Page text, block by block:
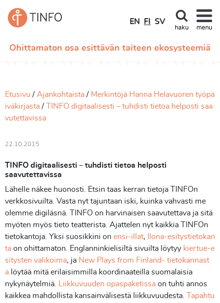
Ohittamaton osa esittävän taiteen ekosysteemiä
EN FI SV
haku menu
Etusivu Ajankohtaista
Merkintöjä Hanna Helavuoren työpä
iväkirjasta
TINFO digitaalisesti – tuhdisti tietoa helposti saa
vutettavissa
22.10.2015
TINFO digitaalisesti – tuhdisti tietoa helposti
saavutettavissa
Lähelle näkee huonosti. Etsin taas kerran tietoja TINFOn
verkkosivuilta. Vasta nyt tajuntaan iski, kuinka vahvasti me
olemme digiläsnä. TINFO on harvinaisen saavutettava ja sitä
myöten myös tieto teatterista. Ajattelen nyt kaikkia TINFOn
tietokantoja. Yksi suosikkini on ensi-illat,
Ilona-esitystietokan
ta on ohittamaton. Englanninkielisiltä sivuilta löytyy kiertue-e
sitysten valikoima, ja New Plays from Finland- tietokannast
a löytää mitä erilaisimmilla koordinaateilla suomalaisia
nykynäytelmiä.
Liikkuvuuden opaspaketissa on tuhti annos
kaikkea mahdollista kansainvälisestä liikkuvuudesta.
Tapahtu